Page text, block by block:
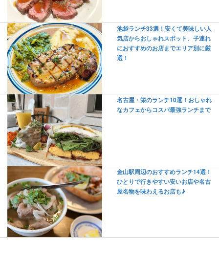
池袋ランチ33選！安くて美味しい人
気店からおしゃれスポット、子連れ
におすすめのお店までエリア別に厳
選！
名古屋・栄のランチ10選！おしゃれ
なカフェからコスパ最強ランチまで
金山駅周辺のおすすめランチ14選！
ひとりで行きやすい安いお店や名古
屋名物を味わえるお店も♪